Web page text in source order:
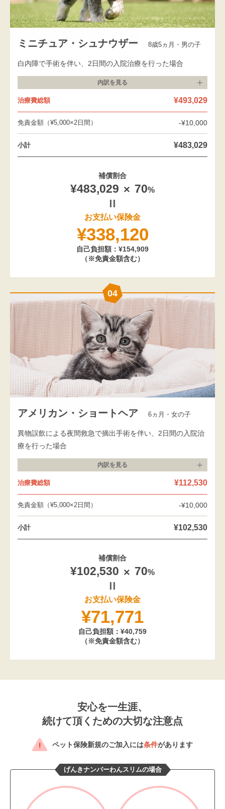
ミニチュア・シュナウザー 8歳5ヵ月・男の子
白内障で手術を伴い、2日間の入院治療を行った場合
内訳を 見る
治療費総額 ¥493,029
免責金額（¥5,000×2日間） -¥10,000
小計 ¥483,029
補償割合
¥483,029 70%
お支払い保険金
¥338,120
自己負担額：¥154,909
（※免責金額含む）
04
アメリカン・ショートヘア 6ヵ月・女の子
異物誤飲による夜間救急で摘出手術を伴い、2日間の入院治
療を行った場合
内訳を 見る
治療費総額 ¥112,530
免責金額（¥5,000×2日間） -¥10,000
小計 ¥102,530
補償割合
¥102,530 70%
お支払い保険金
¥71,771
自己負担額：¥40,759
（※免責金額含む）
安心を一生涯、
続けて頂くための大切な注意点
ペット保険新規のご加入には条件があります
げんきナンバーわんスリムの場合